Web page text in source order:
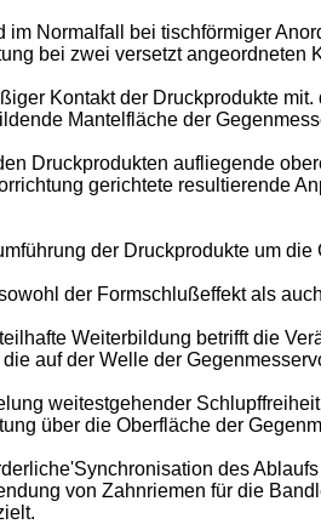
im Normalfall bei tischförmiger
bei zwei versetzt angeordneten
Kontakt der Druckprodukte
Mantelfläche der
Druckprodukten aufliegende
gerichtete resultierende
der Druckprodukte um
der Formschlußeffekt als
Weiterbildung betrifft die
auf der Welle der
weitestgehender
über die Oberfläche der
des
von Zahnriemen für die